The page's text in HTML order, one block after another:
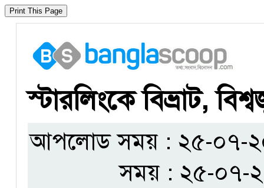
​স্টারলিংকে বিভ্রাট,
আপলোড সময় : ২৫-০৭-
সময় : ২৫-০৭-